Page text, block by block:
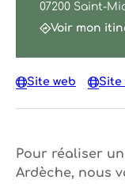
Pour réaliser
Ardèche, nous
07200 Saint-
Voir mon
Site web Site